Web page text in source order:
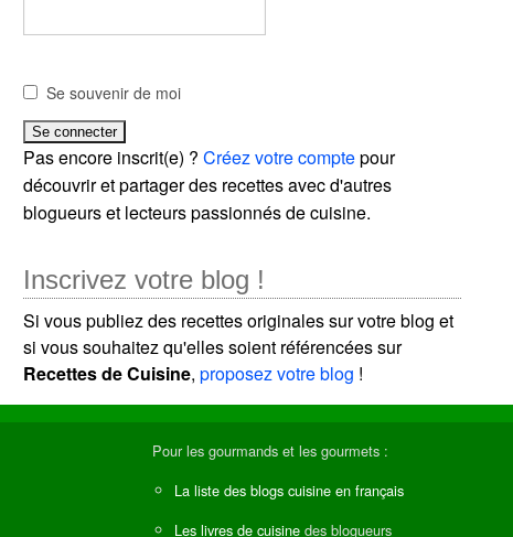
Se souvenir de moi
Pas encore inscrit(e) ?Créez votre comptepour
découvrir et partager des recettes avec d'autres
blogueurs et lecteurs passionnés de cuisine.
Inscrivez votre blog !
Si vous publiez des recettes originales sur votre blog et
si vous souhaitez qu'elles soient référencées sur
Recettes de Cuisine,proposez votre blog !
Pour les gourmands et les gourmets :
La liste des blogs cuisine en français
Les livres de cuisine des blogueurs